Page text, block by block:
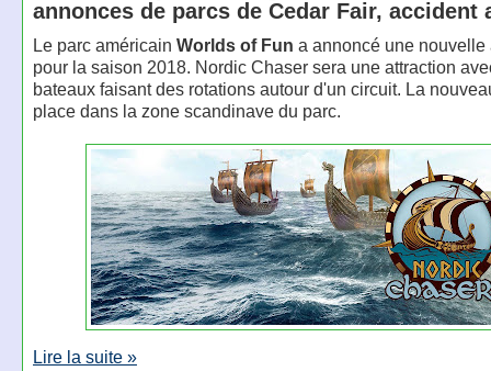
annonces de parcs de Cedar Fair, accident
Le parc américain Worlds of Fun a annoncé une nouvelle
pour la saison 2018. Nordic Chaser sera une attraction
bateaux faisant des rotations autour d'un circuit. La
place dans la zone scandinave du parc.
Lire la suite »